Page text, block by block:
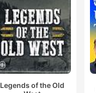
Legends of the Old